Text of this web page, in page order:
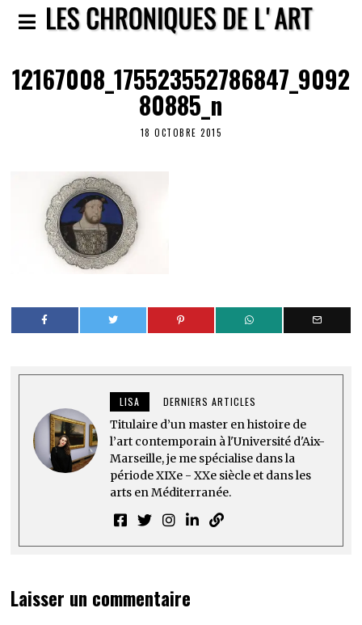
12167008_175523552786847_9092
80885_n
18 OCTOBRE 2015
LISA DERNIERS ARTICLES
Titulaire d’un master en histoire de
l’art contemporain à l'Université d'Aix-
Marseille, je me spécialise dans la
période XIXe - XXe siècle et dans les
arts en Méditerranée.
Laisser un commentaire